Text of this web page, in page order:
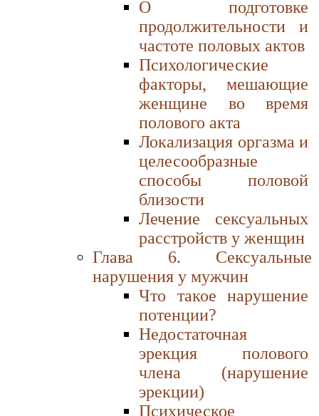
О подготовке
продолжительности и
частоте половых актов
Психологические
факторы, мешающие
женщине во время
полового акта
Локализация оргазма и
целесообразные
способы половой
близости
Лечение сексуальных
расстройств у женщин
Глава 6. Сексуальные
нарушения у мужчин
Что такое нарушение
потенции?
Недостаточная
эрекция полового
члена (нарушение
эрекции)
Психическое